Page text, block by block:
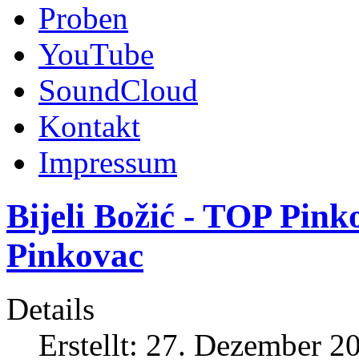
Proben
YouTube
SoundCloud
Kontakt
Impressum
Bijeli Božić - TOP
Pinkovac
Details
Erstellt: 27. Dezember